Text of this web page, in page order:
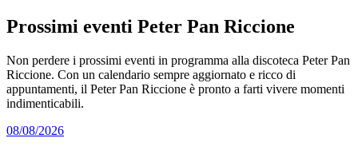
Prossimi eventi Peter Pan Riccione
Non perdere i prossimi eventi in programma alla discoteca Peter Pan
Riccione. Con un calendario sempre aggiornato e ricco di
appuntamenti, il Peter Pan Riccione è pronto a farti vivere momenti
indimenticabili.
08/08/2026